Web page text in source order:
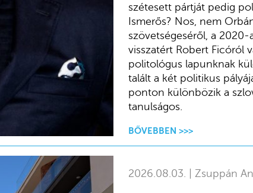
szétesett pártját pedig
Ismerős? Nos, nem
szövetségeséről, a
visszatért Robert Ficóról
politológus lapunknak
talált a két politikus
ponton különbözik a
tanulságos.
BŐVEBBEN >>>
2026.08.03. | Zsuppán